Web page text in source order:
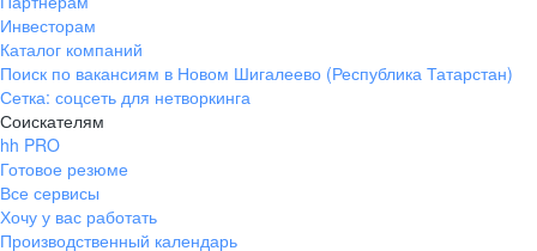
Инвесторам
Каталог компаний
Поиск по вакансиям в Новом Шигалеево (Республика Татарстан)
Сетка: соцсеть для нетворкинга
Соискателям
hh PRO
Готовое резюме
Все сервисы
Хочу у вас работать
Производственный календарь